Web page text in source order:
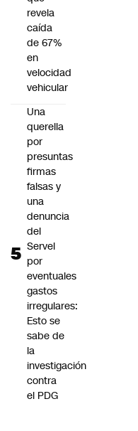
revela
caída
de 67%
en
velocidad
vehicular
Una
querella
por
presuntas
firmas
falsas y
una
denuncia
del
Servel
por
eventuales
gastos
irregulares:
Esto se
sabe de
la
investigación
contra
el PDG